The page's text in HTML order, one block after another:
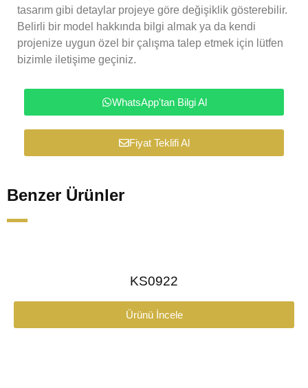
tasarım gibi detaylar projeye göre değişiklik gösterebilir.
Belirli bir model hakkında bilgi almak ya da kendi
projenize uygun özel bir çalışma talep etmek için lütfen
bizimle iletişime geçiniz.
WhatsApp'tan Bilgi Al
Fiyat Teklifi Al
Benzer Ürünler
KS0922
Ürünü İncele